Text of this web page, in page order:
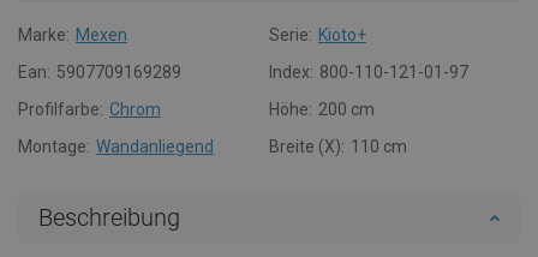
Marke: Mexen Serie: Kioto+
Ean: 5907709169289 Index: 800-110-121-01-97
Profilfarbe: Chrom Höhe: 200 cm
Montage: Wandanliegend Breite (X): 110 cm
Beschreibung